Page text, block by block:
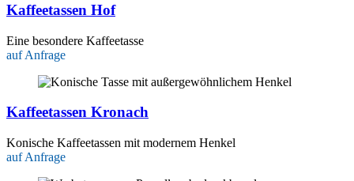
Kaffeetassen Hof
Eine besondere Kaffeetasse
auf Anfrage
Kaffeetassen Kronach
Konische Kaffeetassen mit modernem Henkel
auf Anfrage